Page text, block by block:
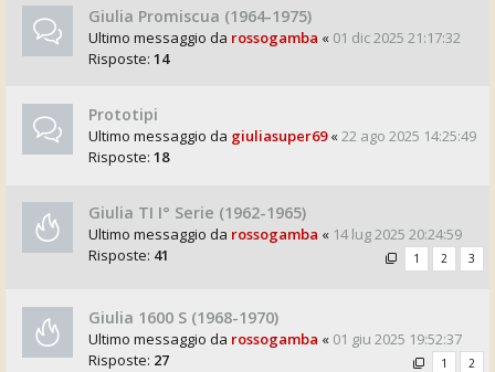
Giulia Promiscua (1964-1975)
Ultimo messaggio da rossogamba « 01 dic 2025 21:17:32
Risposte: 14
Prototipi
Ultimo messaggio da giuliasuper69«22 ago 2025 14:25:49
Risposte: 18
Giulia TI I° Serie (1962-1965)
Ultimo messaggio da rossogamba « 14 lug 2025 20:24:59
Risposte: 41 1 2 3
Giulia 1600 S (1968-1970)
Ultimo messaggio da rossogamba « 01 giu 2025 19:52:37
Risposte: 27 1 2